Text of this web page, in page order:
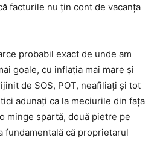
facturile nu țin cont de vacanța
probabil exact de unde am
goale, cu inflația mai mare și
de SOS, POT, neafiliați și tot
adunați ca la meciurile din fața
minge spartă, două pietre pe
fundamentală că proprietarul